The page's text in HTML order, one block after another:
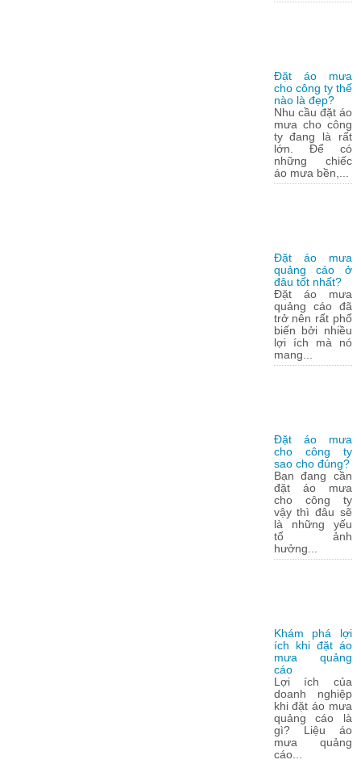
Đặt áo mưa
cho công ty thế
nào là đẹp?
Nhu cầu đặt áo
mưa cho công
ty đang là rất
lớn. Để có
những chiếc
áo mưa bền,...
Đặt áo mưa
quảng cáo ở
đâu tốt nhất?
Đặt áo mưa
quảng cáo đã
trở nên rất phổ
biến bởi nhiều
lợi ích mà nó
mang...
Đặt áo mưa
cho công ty
sao cho đúng?
Bạn đang cần
đặt áo mưa
cho công ty
vậy thì đâu sẽ
là những yếu
tố ảnh
hưởng...
Khám phá lợi
ích khi đặt áo
mưa quảng
cáo
Lợi ích của
doanh nghiệp
khi đặt áo mưa
quảng cáo là
gì? Liệu áo
mưa quảng
cáo...